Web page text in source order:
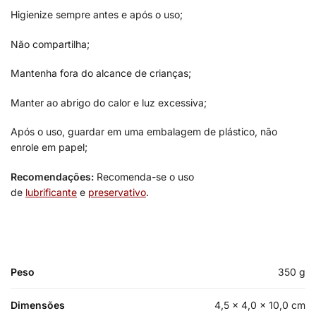
Higienize sempre antes e após o uso;
Não compartilha;
Mantenha fora do alcance de crianças;
Manter ao abrigo do calor e luz excessiva;
Após o uso, guardar em uma embalagem de plástico, não
enrole em papel;
Recomendações: Recomenda-se o uso
de lubrificante e preservativo.
Peso 350 g
Dimensões 4,5 × 4,0 × 10,0 cm